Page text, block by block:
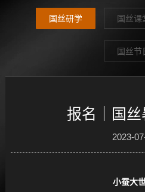
国丝研学 国丝课
国丝节
报名｜国
2023-
小蚕大